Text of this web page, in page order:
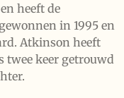
heeft de
in 1995 en
Atkinson heeft
twee keer getrouwd